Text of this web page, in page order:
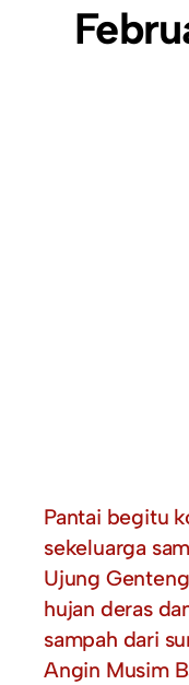
Pantai begitu
sekeluarga
Ujung
hujan deras
sampah dari
Angin Musim